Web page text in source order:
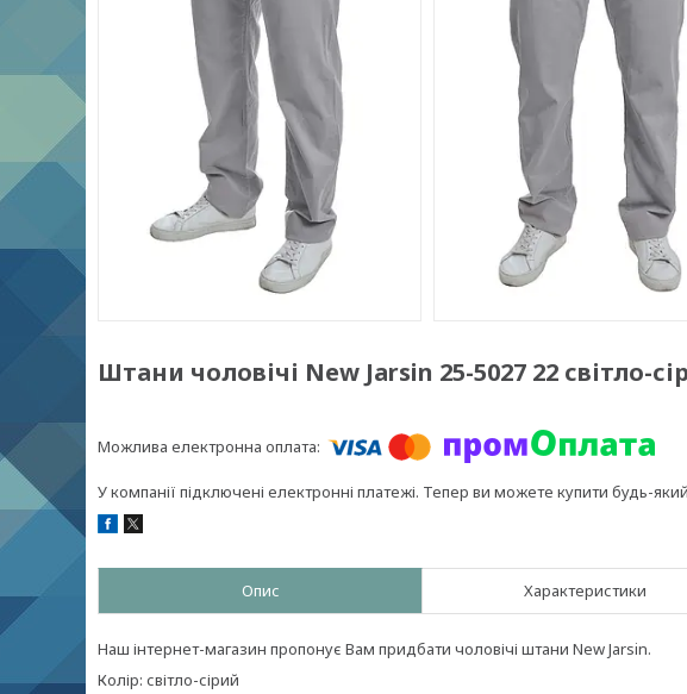
Штани чоловічі New Jarsin 25-5027 22 світло-
У компанії підключені електронні платежі. Тепер ви можете купити будь-
Опис Характеристики
Наш інтернет-магазин пропонує Вам придбати чоловічі штани New Jarsin.
Колір: світло-сірий